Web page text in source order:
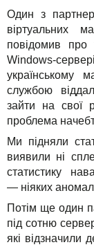
FAQ
Інтерв'ю
Події
Свята
Акції
Один з
віртуальних
повідомив
Windows-
українському
службою
зайти на свої
проблема
Ми підняли
виявили ні
статистику
— ніяких
Потім ще один
під сотню
які відзначили